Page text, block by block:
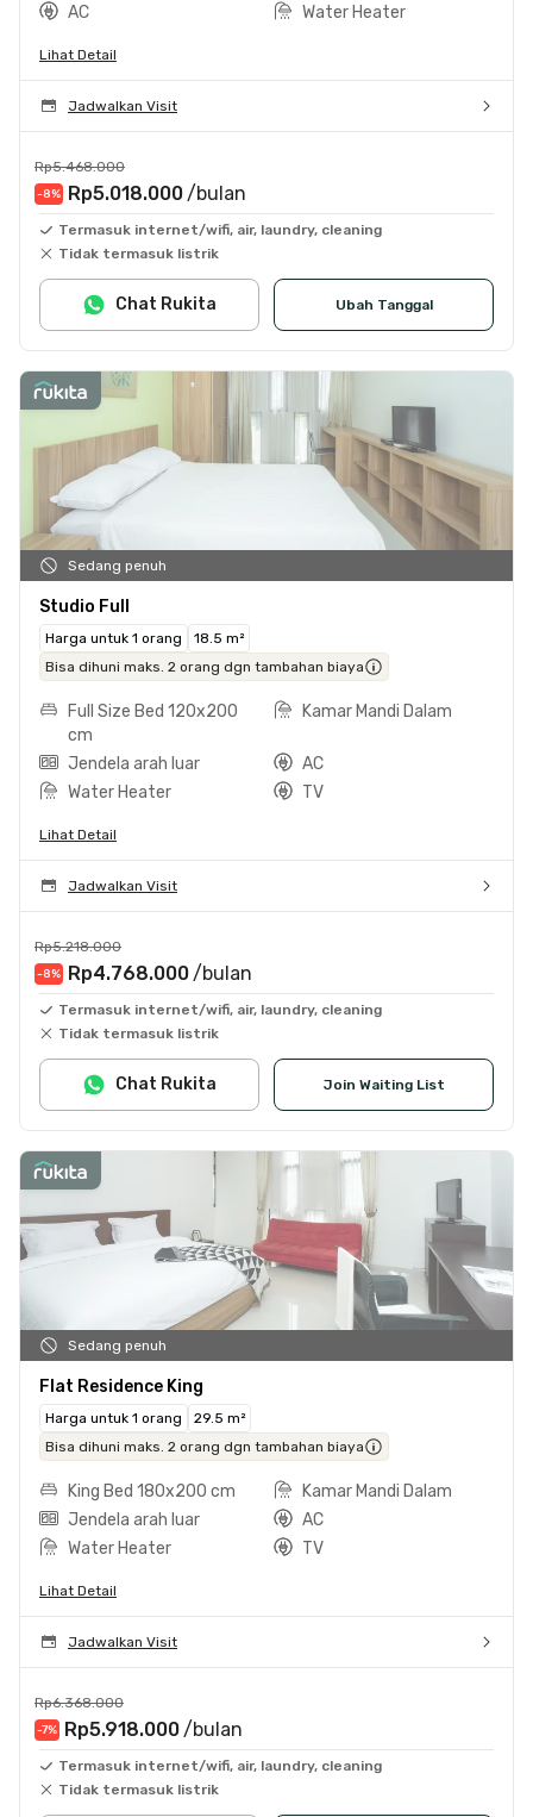
AC
Water Heater
Lihat Detail
Jadwalkan Visit
Rp5.468.000
-8% Rp5.018.000 /bulan
Termasuk internet/wifi, air, laundry, cleaning
Tidak termasuk listrik
Ubah Tanggal
Chat Rukita
Sedang penuh
Studio Full
Harga untuk 1 orang
18.5 m²
Bisa dihuni maks. 2 orang dgn tambahan biaya
Full Size Bed 120x200
cm
Kamar Mandi Dalam
Jendela arah luar
AC
Water Heater
TV
Lihat Detail
Jadwalkan Visit
Rp5.218.000
-8% Rp4.768.000 /bulan
Termasuk internet/wifi, air, laundry, cleaning
Tidak termasuk listrik
Join Waiting List
Chat Rukita
Sedang penuh
Flat Residence King
Harga untuk 1 orang
29.5 m²
Bisa dihuni maks. 2 orang dgn tambahan biaya
King Bed 180x200 cm
Kamar Mandi Dalam
Jendela arah luar
AC
Water Heater
TV
Lihat Detail
Jadwalkan Visit
Rp6.368.000
-7% Rp5.918.000 /bulan
Termasuk internet/wifi, air, laundry, cleaning
Tidak termasuk listrik